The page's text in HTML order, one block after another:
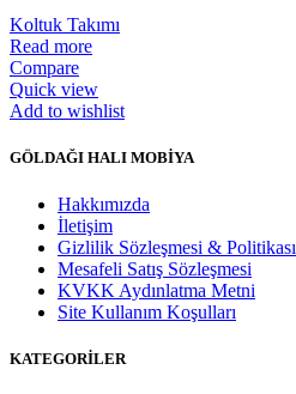
Koltuk Takımı
Read more
Compare
Quick view
Add to wishlist
GÖLDAĞI HALI MOBİYA
Hakkımızda
İletişim
Gizlilik Sözleşmesi & Politikası
Mesafeli Satış Sözleşmesi
KVKK Aydınlatma Metni
Site Kullanım Koşulları
KATEGORİLER